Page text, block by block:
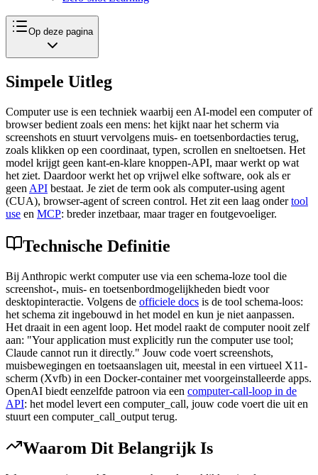
Op deze pagina
Simpele Uitleg
Computer use is een techniek waarbij een AI-model een computer of
browser bedient zoals een mens: het kijkt naar het scherm via
screenshots en stuurt vervolgens muis- en toetsenbordacties terug,
zoals klikken op een coordinaat, typen, scrollen en sneltoetsen. Het
model krijgt geen kant-en-klare knoppen-API, maar werkt op wat
het ziet. Daardoor werkt het op vrijwel elke software, ook als er
geen API bestaat. Je ziet de term ook als computer-using agent
(CUA), browser-agent of screen control. Het zit een laag ondertool
use en MCP: breder inzetbaar, maar trager en foutgevoeliger.
Technische Definitie
Bij Anthropic werkt computer use via een schema-loze tool die
screenshot-, muis- en toetsenbordmogelijkheden biedt voor
desktopinteractie. Volgens de officiele docs is de tool schema-loos:
het schema zit ingebouwd in het model en kun je niet aanpassen.
Het draait in een agent loop. Het model raakt de computer nooit zelf
aan: "Your application must explicitly run the computer use tool;
Claude cannot run it directly." Jouw code voert screenshots,
muisbewegingen en toetsaanslagen uit, meestal in een virtueel X11-
scherm (Xvfb) in een Docker-container met voorgeinstalleerde apps.
OpenAI biedt eenzelfde patroon via een computer-call-loop in de
API: het model levert een computer_call, jouw code voert die uit en
stuurt een computer_call_output terug.
Waarom Dit Belangrijk Is